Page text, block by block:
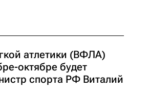
атлетики (ВФЛА)
октябре будет
спорта РФ Виталий